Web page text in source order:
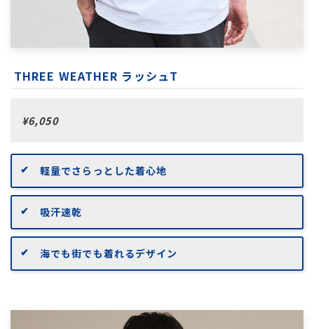
THREE WEATHER ラッシュT
¥6,050
軽量でさらっとした着心地
吸汗速乾
海でも街でも着れるデザイン